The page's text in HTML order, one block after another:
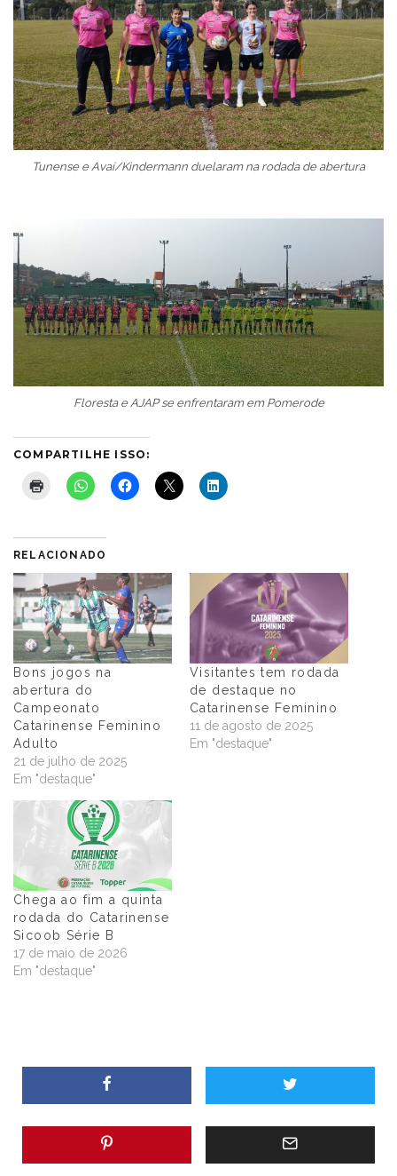
Tunense e Avaí/Kindermann duelaram na rodada de abertura
Floresta e AJAP se enfrentaram em Pomerode
COMPARTILHE ISSO:
RELACIONADO
Bons jogos na
abertura do
Campeonato
Catarinense Feminino
Adulto
21 de julho de 2025
Em "destaque"
Visitantes tem rodada
de destaque no
Catarinense Feminino
11 de agosto de 2025
Em "destaque"
Chega ao fim a quinta
rodada do Catarinense
Sicoob Série B
17 de maio de 2026
Em "destaque"